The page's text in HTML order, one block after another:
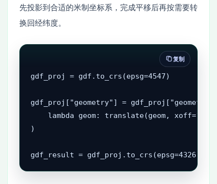
先投影到合适的米制坐标系，完成平移后再按需要转
换回经纬度。
gdf_proj = gdf.to_crs(epsg=4547)
gdf_proj["geometry"] =
lambda geom: translate(geom,
)
gdf_result = gdf_proj.to_crs(epsg=4326)
复制